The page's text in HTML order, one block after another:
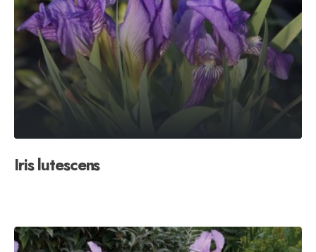
Iris lutescens